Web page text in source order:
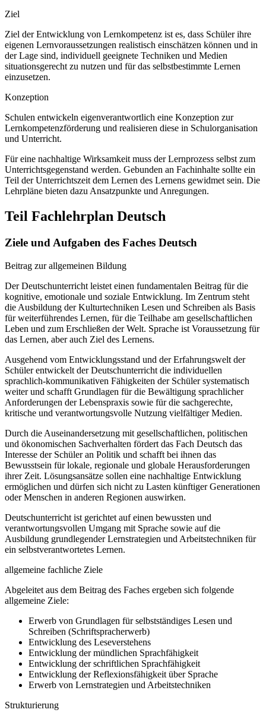
Ziel
Ziel der Entwicklung von Lernkompetenz ist es, dass Schüler ihre
eigenen Lernvoraussetzungen realistisch einschätzen können und in
der Lage sind, individuell geeignete Techniken und Medien
situationsgerecht zu nutzen und für das selbstbestimmte Lernen
einzusetzen.
Konzeption
Schulen entwickeln eigenverantwortlich eine Konzeption zur
Lernkompetenzförderung und realisieren diese in Schulorganisation
und Unterricht.
Für eine nachhaltige Wirksamkeit muss der Lernprozess selbst zum
Unterrichtsgegenstand werden. Gebunden an Fachinhalte sollte ein
Teil der Unterrichtszeit dem Lernen des Lernens gewidmet sein. Die
Lehrpläne bieten dazu Ansatzpunkte und Anregungen.
Teil Fachlehrplan Deutsch
Ziele und Aufgaben des Faches Deutsch
Beitrag zur allgemeinen Bildung
Der Deutschunterricht leistet einen fundamentalen Beitrag für die
kognitive, emotionale und soziale Entwicklung. Im Zentrum steht
die Ausbildung der Kulturtechniken Lesen und Schreiben als Basis
für weiterführendes Lernen, für die Teilhabe am gesellschaftlichen
Leben und zum Erschließen der Welt. Sprache ist Voraussetzung für
das Lernen, aber auch Ziel des Lernens.
Ausgehend vom Entwicklungsstand und der Erfahrungswelt der
Schüler entwickelt der Deutschunterricht die individuellen
sprachlich-kommunikativen Fähigkeiten der Schüler systematisch
weiter und schafft Grundlagen für die Bewältigung sprachlicher
Anforderungen der Lebenspraxis sowie für die sachgerechte,
kritische und verantwortungsvolle Nutzung vielfältiger Medien.
Durch die Auseinandersetzung mit gesellschaftlichen, politischen
und ökonomischen Sachverhalten fördert das Fach Deutsch das
Interesse der Schüler an Politik und schafft bei ihnen das
Bewusstsein für lokale, regionale und globale Herausforderungen
ihrer Zeit. Lösungsansätze sollen eine nachhaltige Entwicklung
ermöglichen und dürfen sich nicht zu Lasten künftiger Generationen
oder Menschen in anderen Regionen auswirken.
Deutschunterricht ist gerichtet auf einen bewussten und
verantwortungsvollen Umgang mit Sprache sowie auf die
Ausbildung grundlegender Lernstrategien und Arbeitstechniken für
ein selbstverantwortetes Lernen.
allgemeine fachliche Ziele
Abgeleitet aus dem Beitrag des Faches ergeben sich folgende
allgemeine Ziele:
Erwerb von Grundlagen für selbstständiges Lesen und
Schreiben (Schriftspracherwerb)
Entwicklung des Leseverstehens
Entwicklung der mündlichen Sprachfähigkeit
Entwicklung der schriftlichen Sprachfähigkeit
Entwicklung der Reflexionsfähigkeit über Sprache
Erwerb von Lernstrategien und Arbeitstechniken
Strukturierung